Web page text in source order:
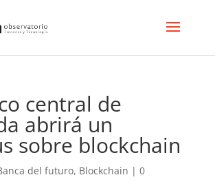
central de
abrirá un
sobre blockchain
del futuro, Blockchain | 0